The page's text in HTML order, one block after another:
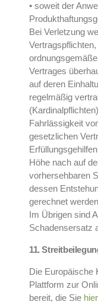
• soweit der
Bei Verletzung
Vertrages
auf deren
regelmäßig
Fahrlässigkeit
gesetzlichen
Höhe nach auf
vorhersehbaren
dessen
gerechnet
Im Übrigen sind
Schadensersatz
11.
Die Europäische
Plattform zur
bereit, die Sie hier